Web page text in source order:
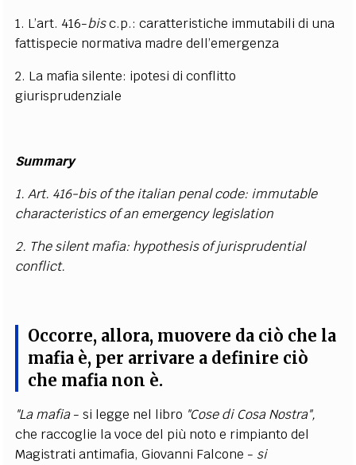
1. L’art. 416-bisc.p.: caratteristiche immutabili di una
fattispecie normativa madre dell’emergenza
2. La mafia silente: ipotesi di conflitto
giurisprudenziale
Summary
1. Art. 416-bis of the italian penal code: immutable
characteristics of an emergency legislation
2. The silent mafia: hypothesis of jurisprudential
conflict.
Occorre, allora, muovere da ciò che la
mafia è, per arrivare a definire ciò
che mafia non è.
"La mafia- si legge nel libro "Cose di Cosa Nostra",
che raccoglie la voce del più noto e rimpianto del
Magistrati antimafia, Giovanni Falcone - si